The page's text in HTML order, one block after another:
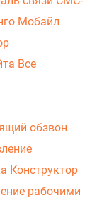
Мобайл
Все
обзвон
Конструктор
рабочими